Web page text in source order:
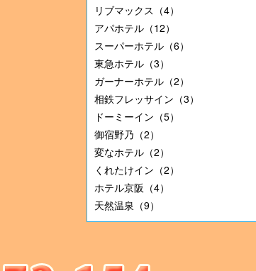
リブマックス（4）
アパホテル（12）
スーパーホテル（6）
東急ホテル（3）
ガーナーホテル（2）
相鉄フレッサイン（3）
ドーミーイン（5）
御宿野乃（2）
変なホテル（2）
くれたけイン（2）
ホテル京阪（4）
天然温泉（9）